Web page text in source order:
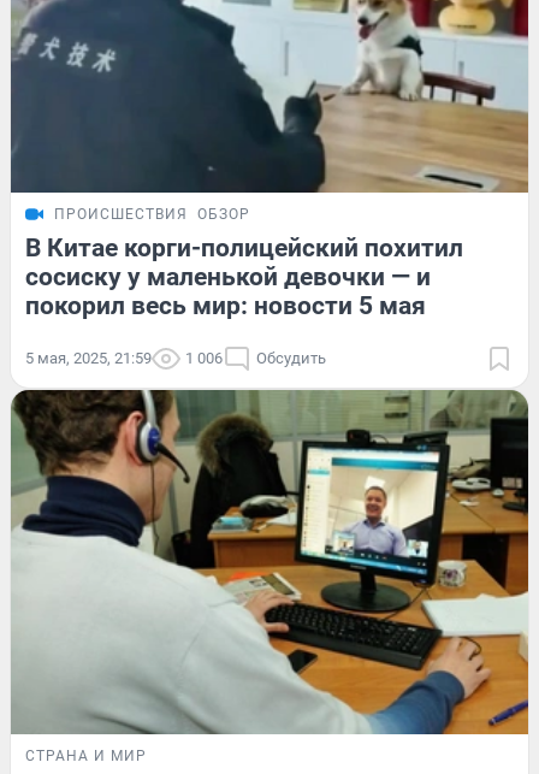
ПРОИСШЕСТВИЯ ОБЗОР
В Китае корги-полицейский похитил
сосиску у маленькой девочки — и
покорил весь мир: новости 5 мая
5 мая, 2025, 21:59 1 006 Обсудить
СТРАНА И МИР